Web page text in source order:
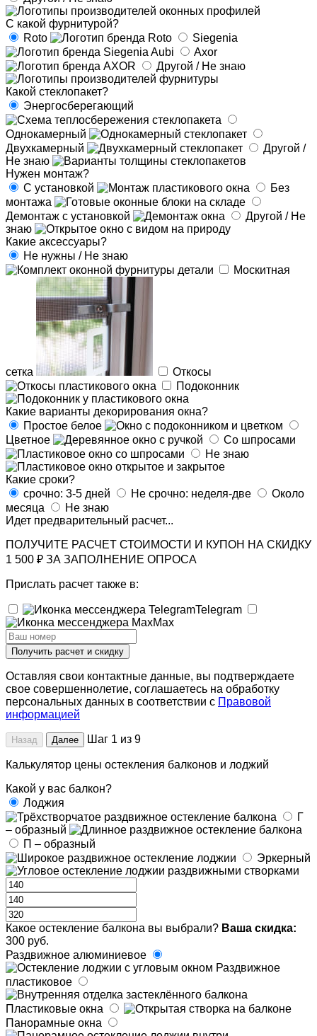
С какой фурнитурой?
Roto
Siegenia
Axor
Другой / Не знаю
Какой стеклопакет?
Энергосберегающий
Однокамерный
Двухкамерный
Другой /
Не знаю
Нужен монтаж?
С установкой
Без
монтажа
Демонтаж с установкой
Другой / Не
знаю
Какие аксессуары?
Не нужны / Не знаю
Москитная
сетка
Откосы
Подоконник
Какие варианты декорирования окна?
Простое белое
Цветное
Со шпросами
Не знаю
Какие сроки?
срочно: 3-5 дней
Не срочно: неделя-две
Около
месяца
Не знаю
Идет предварительный расчет...
ПОЛУЧИТЕ РАСЧЕТ СТОИМОСТИ И КУПОН НА СКИДКУ
1 500 ₽ ЗА ЗАПОЛНЕНИЕ ОПРОСА
Прислать расчет также в:
Telegram
Max
Получить расчет и скидку
Оставляя свои контактные данные, вы подтверждаете
свое совершеннолетие, соглашаетесь на обработку
персональных данных в соответствии с Правовой
информацией
Назад Далее Шаг 1 из 9
Калькулятор цены остекления балконов и лоджий
Какой у вас балкон?
Лоджия
Г
– образный
П – образный
Эркерный
Какое остекление балкона вы выбрали? Ваша скидка:
300 руб.
Раздвижное алюминиевое
Раздвижное
пластиковое
Пластиковые окна
Панорамные окна